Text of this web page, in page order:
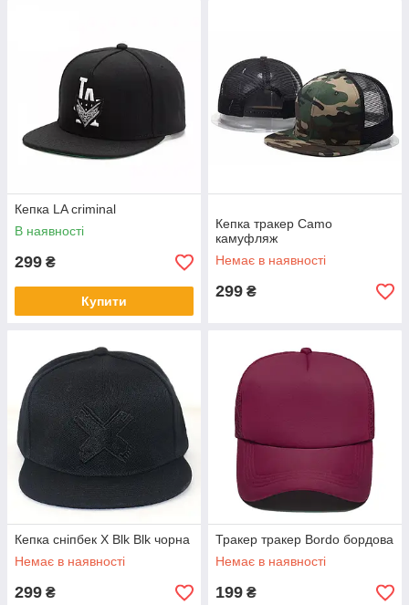
Кепка LA criminal
В наявності
299 ₴
Купити
Кепка тракер Camo
камуфляж
Немає в наявності
299 ₴
Кепка сніпбек X Blk Blk чорна
Немає в наявності
299 ₴
Тракер тракер Bordo бордова
Немає в наявності
199 ₴